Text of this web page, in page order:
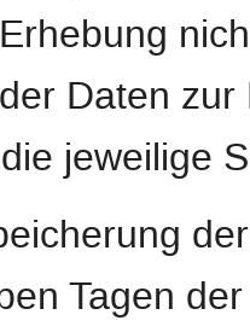
Daten
jeweilige
Tagen